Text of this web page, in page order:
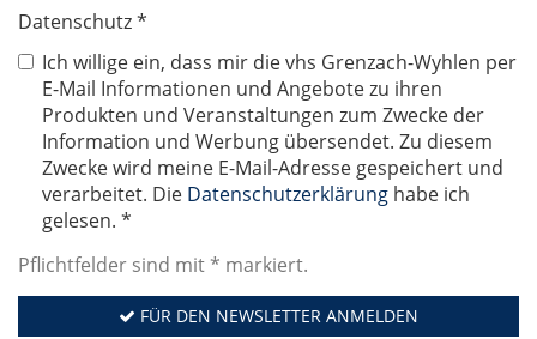
Datenschutz *
Ich willige ein, dass mir die vhs Grenzach-Wyhlen per
E-Mail Informationen und Angebote zu ihren
Produkten und Veranstaltungen zum Zwecke der
Information und Werbung übersendet. Zu diesem
Zwecke wird meine E-Mail-Adresse gespeichert und
verarbeitet. Die Datenschutzerklärung habe ich
gelesen. *
Pflichtfelder sind mit * markiert.
FÜR DEN NEWSLETTER ANMELDEN